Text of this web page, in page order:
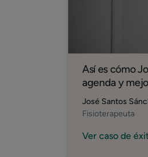
Así es cómo
agenda y
José Santos
Fisioterapeuta
Ver caso de